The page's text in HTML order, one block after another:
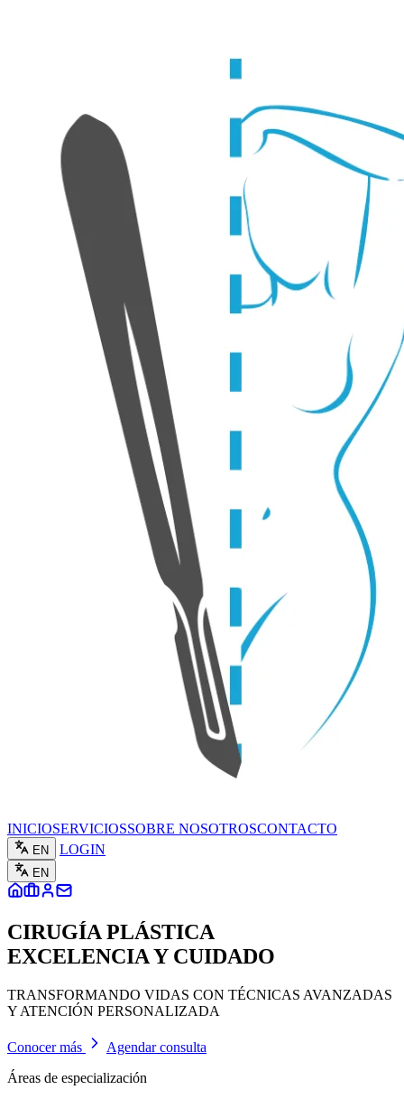
INICIOSERVICIOSSOBRE NOSOTROSCONTACTO
EN LOGIN
EN
CIRUGÍA PLÁSTICA
EXCELENCIA Y CUIDADO
TRANSFORMANDO VIDAS CON TÉCNICAS AVANZADAS
Y ATENCIÓN PERSONALIZADA
Conocer más
Agendar consulta
Áreas de especialización